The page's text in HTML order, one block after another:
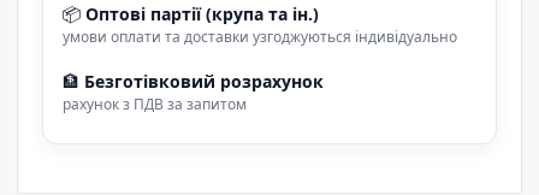
📦 Оптові партії (крупа та ін.)
умови оплати та доставки узгоджуються індивідуально
🏦 Безготівковий розрахунок
рахунок з ПДВ за запитом